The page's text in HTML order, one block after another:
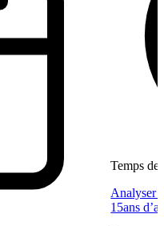
Temps de
Analyser
15ans